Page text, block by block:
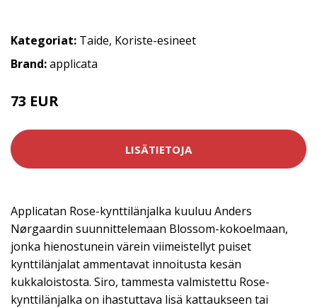
Kategoriat: Taide, Koriste-esineet
Brand:applicata
73 EUR
LISÄTIETOJA
Applicatan Rose-kynttilänjalka kuuluu Anders
Nørgaardin suunnittelemaan Blossom-kokoelmaan,
jonka hienostunein värein viimeistellyt puiset
kynttilänjalat ammentavat innoitusta kesän
kukkaloistosta. Siro, tammesta valmistettu Rose-
kynttilänjalka on ihastuttava lisä kattaukseen tai